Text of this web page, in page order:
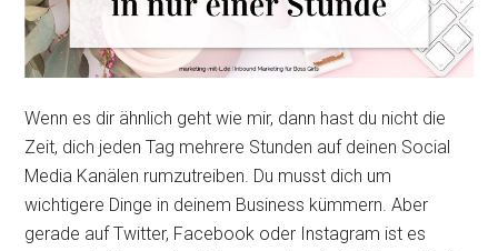
Wenn es dir ähnlich geht wie mir, dann hast du nicht die
Zeit, dich jeden Tag mehrere Stunden auf deinen Social
Media Kanälen rumzutreiben. Du musst dich um
wichtigere Dinge in deinem Business kümmern. Aber
gerade auf Twitter, Facebook oder Instagram ist es